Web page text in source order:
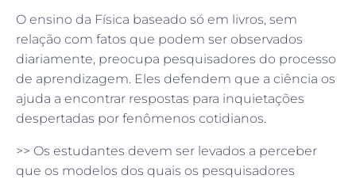
O ensino da Física baseado só em livros, sem
relação com fatos que podem ser observados
diariamente, preocupa pesquisadores do processo
de aprendizagem. Eles defendem que a ciência os
ajuda a encontrar respostas para inquietações
despertadas por fenômenos cotidianos.
>> Os estudantes devem ser levados a perceber
que os modelos dos quais os pesquisadores